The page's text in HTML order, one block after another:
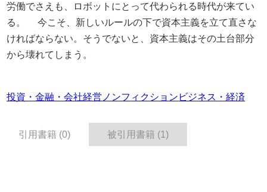
労働でさえも、ロボットにとって代わられる時代が来てい
る。 今こそ、新しいルールの下で資本主義を立て直さな
ければならない。そうでないと、資本主義はその土台部分
から壊れてしまう。
投資・金融・会社経営 ノンフィクション ビジネス・経済
引用書籍 (0) 被引用書籍 (1)